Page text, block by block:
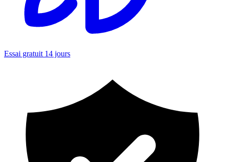
Essai gratuit 14 jours